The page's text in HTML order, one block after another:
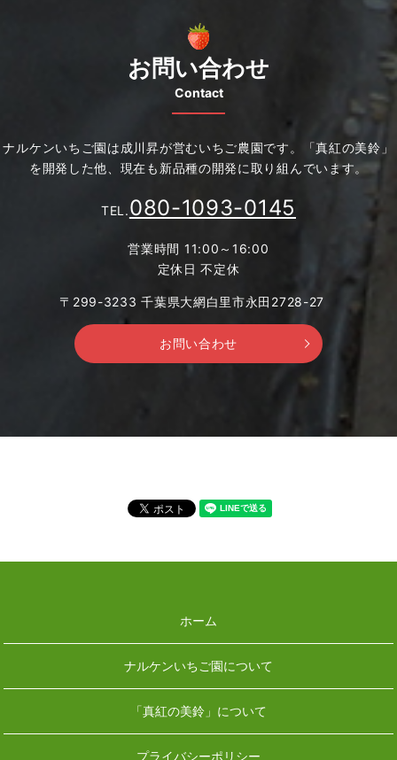
お問い合わせ
Contact
ナルケンいちご園は成川昇が営むいちご農園です。
「真紅の美鈴」
を開発した他、現在も新品種の開発に取り組んでいます。
TEL.080-1093-0145
営業時間 11:00～16:00
定休日 不定休
〒299-3233 千葉県大網白里市永田2728-27
お問い合わせ
ホーム
ナルケンいちご園について
「真紅の美鈴」について
プライバシーポリシー